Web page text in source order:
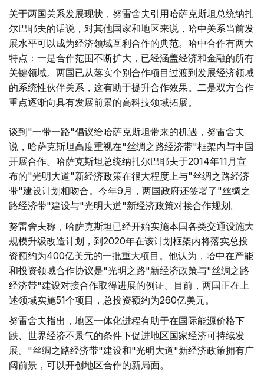
关于两国关系发展现状，努雷舍夫引用哈萨克斯坦总统纳扎
尔巴耶夫的话说，对其他国家和地区来说，哈中关系当前发
展水平可以成为经济领域互利合作的典范。哈中合作有两大
特点：一是合作范围不断扩大，已经涵盖经济和金融的所有
关键领域。两国已从落实个别合作项目过渡到发展经济领域
的系统性伙伴关系，这有助于提升合作效果。二是双方合作
重点逐渐向具有发展前景的高科技领域拓展。
谈到"一带一路"倡议给哈萨克斯坦带来的机遇，努雷舍夫
说，哈萨克斯坦高度重视在"丝绸之路经济带"框架内与中国
开展合作。哈萨克斯坦总统纳扎尔巴耶夫于2014年11月宣
布的"光明大道"新经济政策在很大程度上与"丝绸之路经济
带"建设计划相吻合。今年9月，两国政府还签署了"丝绸之
路经济带"建设与"光明大道"新经济政策对接合作规划。
努雷舍夫称，哈萨克斯坦已经开始实施本国各类交通设施大
规模升级改造计划，到2020年在该计划框架内将落实总投
资额约为400亿美元的一批重大项目。他认为，哈中在产能
和投资领域合作协议是"光明之路"新经济政策与"丝绸之路
经济带"建设对接合作取得进展的例证。目前，两国正在上
述领域实施51个项目，总投资额约为260亿美元。
努雷舍夫指出，地区一体化进程有助于在国际能源价格下
跌、世界经济不景气的条件下促进地区国家经济可持续发
展。"丝绸之路经济带"建设和"光明大道"新经济政策拥有广
阔前景，可以开创地区合作的新局面。